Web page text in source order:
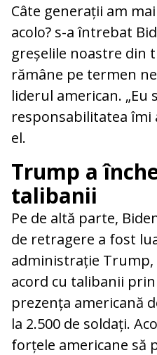
Câte generații am
acolo? s-a întrebat
greșelile noastre din
rămâne pe termen
liderul american.
responsabilitatea îmi
el.
Trump a
talibanii
Pe de altă parte,
de retragere a fost
administrație Trump,
acord cu talibanii
prezența americană
la 2.500 de soldați.
forțele americane să